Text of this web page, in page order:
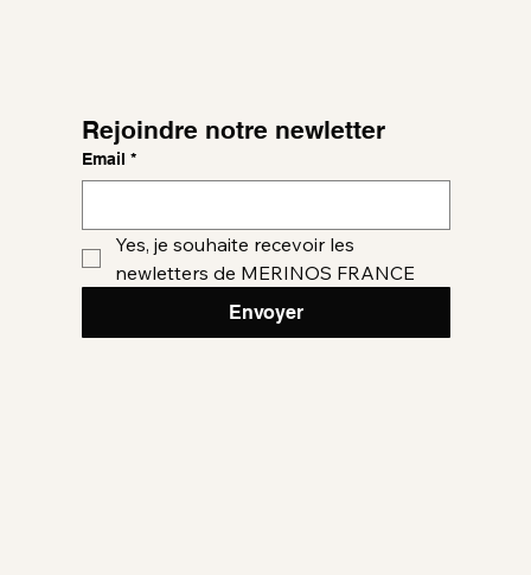
Rejoindre notre newletter
Email *
Yes, je souhaite recevoir les
newletters de MERINOS FRANCE
Envoyer